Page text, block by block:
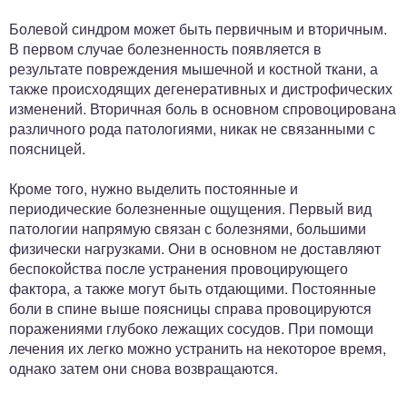
Болевой синдром может быть первичным и вторичным.
В первом случае болезненность появляется в
результате повреждения мышечной и костной ткани, а
также происходящих дегенеративных и дистрофических
изменений. Вторичная боль в основном спровоцирована
различного рода патологиями, никак не связанными с
поясницей.
Кроме того, нужно выделить постоянные и
периодические болезненные ощущения. Первый вид
патологии напрямую связан с болезнями, большими
физически нагрузками. Они в основном не доставляют
беспокойства после устранения провоцирующего
фактора, а также могут быть отдающими. Постоянные
боли в спине выше поясницы справа провоцируются
поражениями глубоко лежащих сосудов. При помощи
лечения их легко можно устранить на некоторое время,
однако затем они снова возвращаются.